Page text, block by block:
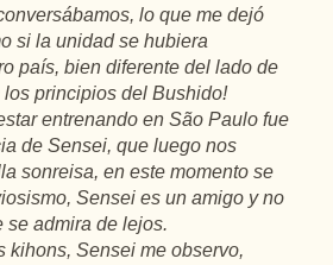
lo que me dejó
si la unidad se hubiera
país, bien diferente del lado de
los principios del Bushido!
entrenando en São Paulo fue
de Sensei, que luego nos
sonreisa, en este momento se
Sensei es un amigo y no
se admira de lejos.
kihons, Sensei me observo,